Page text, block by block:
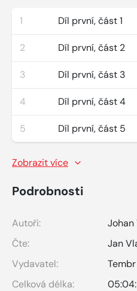
1 Díl první, část 1
2 Díl první, část 2
3 Díl první, část 3
4 Díl první, část 4
5 Díl první, část 5
Zobrazit více
Podrobnosti
Autoři:
Johan
Čte:
Jan
Vydavatel:
Tembr
Celková délka: